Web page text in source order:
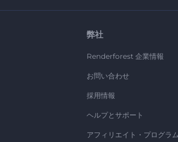
弊社
Renderforest 企業情報
お問い合わせ
採用情報
ヘルプとサポート
アフィリエイト・プログラム